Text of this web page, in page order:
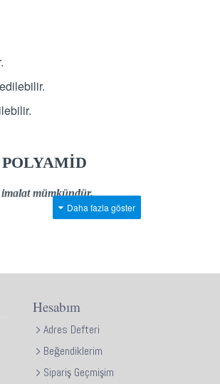
imalat mümkündür.
Hesabım
Adres Defteri
Beğendiklerim
Sipariş Geçmişim